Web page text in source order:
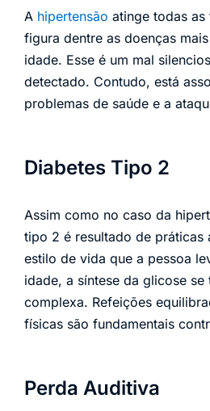
A hipertensão atinge todas as
figura dentre as doenças
idade. Esse é um mal
detectado. Contudo, está
problemas de saúde e a
Diabetes Tipo 2
Assim como no caso da
tipo 2 é resultado de práticas
estilo de vida que a pessoa
idade, a síntese da glicose se
complexa. Refeições
físicas são fundamentais
Perda Auditiva